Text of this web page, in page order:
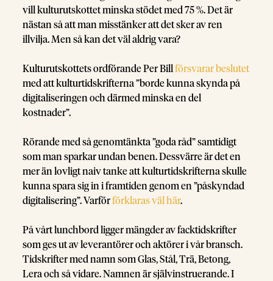
vill kulturutskottet minska stödet med 75 %. Det är
nästan så att man misstänker att det sker av ren
illvilja. Men så kan det väl aldrig vara?
Kulturutskottets ordförande Per Billförsvarar beslutet
med att kulturtidskrifterna ”borde kunna skynda på
digitaliseringen och därmed minska en del
kostnader”.
Rörande med så genomtänkta ”goda råd” samtidigt
som man sparkar undan benen. Dessvärre är det en
mer än lovligt naiv tanke att kulturtidskrifterna skulle
kunna spara sig in i framtiden genom en ”påskyndad
digitalisering”. Varförförklaras väl här.
På vårt lunchbord ligger mängder av facktidskrifter
som ges ut av leverantörer och aktörer i vår bransch.
Tidskrifter med namn som Glas, Stål, Trä, Betong,
Lera och så vidare. Namnen är självinstruerande. I